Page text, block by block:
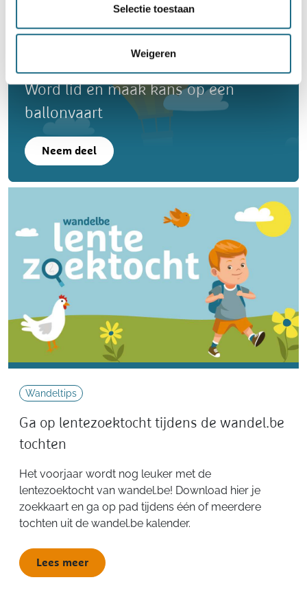
Selectie toestaan
Weigeren
Word lid en maak kans op een
ballonvaart
Neem deel
Wandeltips
Ga op lentezoektocht tijdens de wandel.be
tochten
Het voorjaar wordt nog leuker met de
lentezoektocht van wandel.be! Download hier je
zoekkaart en ga op pad tijdens één of meerdere
tochten uit de wandel.be kalender.
Lees meer